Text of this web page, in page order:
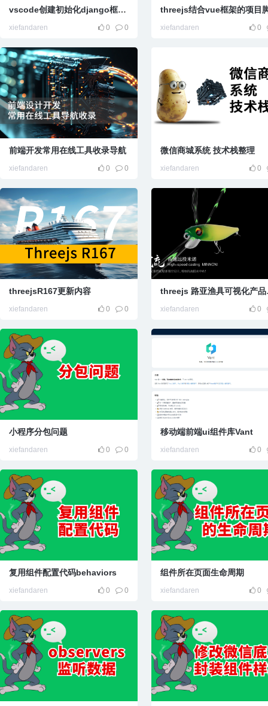
vscode创建初始化django框架流程笔记
0 0
xiefandaren 0
xiefandaren
前端开发常用在线工具收录导航
0 0
xiefandaren
微信商城系统 技术栈整理
0
xiefandaren
threejsR167更新内容
0 0
xiefandaren 0
xiefandaren
小程序分包问题
0 0
xiefandaren
移动端前端ui组件库Vant
0
xiefandaren
复用组件配置代码behaviors
0 0
xiefandaren
组件所在页面生命周期
0
xiefandaren